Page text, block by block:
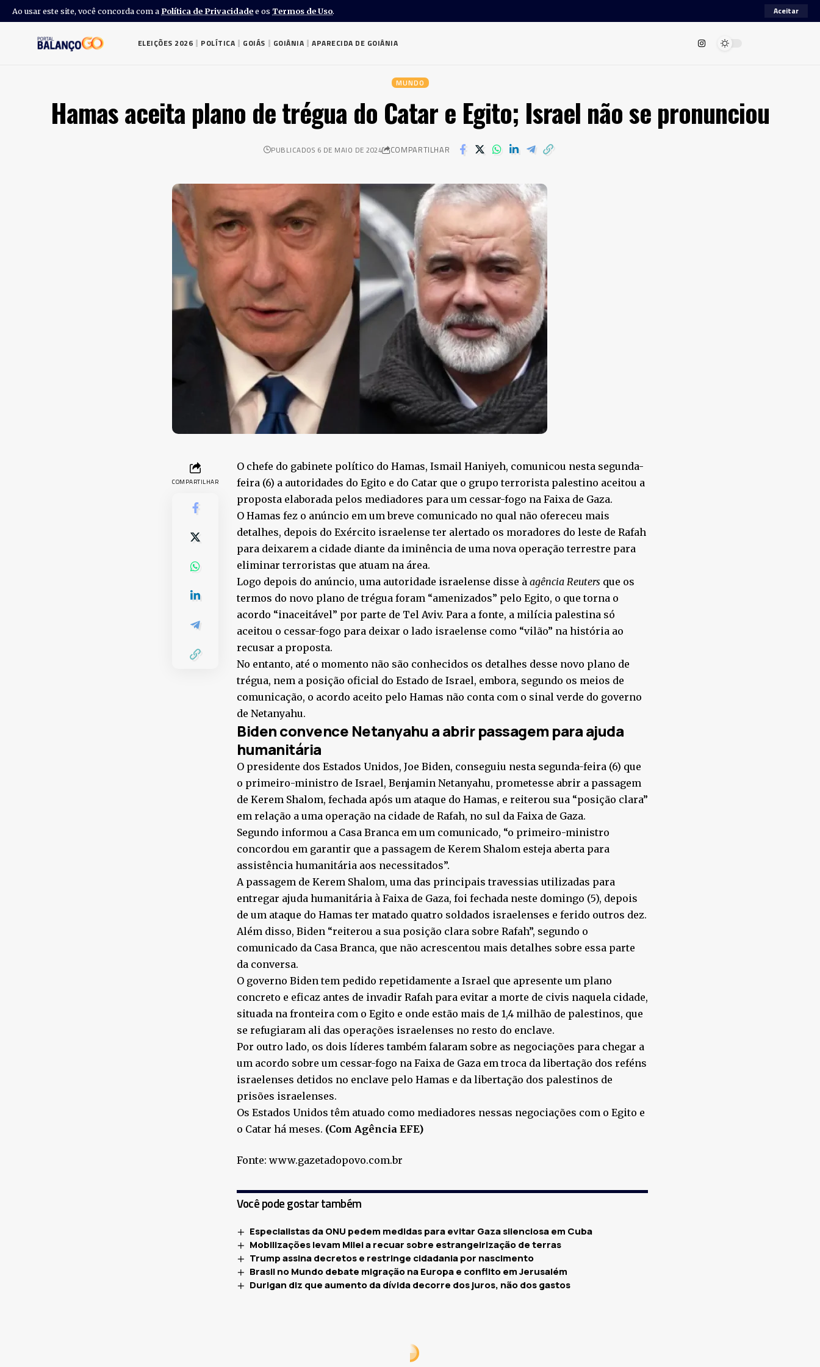
Ao usar este site, você concorda com a Política de Privacidadee os Termos de Uso. Aceitar
ELEIÇÕES 2026 POLÍTICA GOIÁS GOIÂNIA APARECIDA DE GOIÂNIA
MUNDO
Hamas aceita plano de trégua do Catar e Egito; Israel não se pronunciou
PUBLICADOS 6 DE MAIO DE 2024 COMPARTILHAR
COMPARTILHAR
O chefe do gabinete político do Hamas, Ismail Haniyeh, comunicou nesta segunda-
feira (6) a autoridades do Egito e do Catar que o grupo terrorista palestino aceitou a
proposta elaborada pelos mediadores para um cessar-fogo na Faixa de Gaza.
O Hamas fez o anúncio em um breve comunicado no qual não ofereceu mais
detalhes, depois do Exército israelense ter alertado os moradores do leste de Rafah
para deixarem a cidade diante da iminência de uma nova operação terrestre para
eliminar terroristas que atuam na área.
Logo depois do anúncio, uma autoridade israelense disse à agência Reuters que os
termos do novo plano de trégua foram “amenizados” pelo Egito, o que torna o
acordo “inaceitável” por parte de Tel Aviv. Para a fonte, a milícia palestina só
aceitou o cessar-fogo para deixar o lado israelense como “vilão” na história ao
recusar a proposta.
No entanto, até o momento não são conhecidos os detalhes desse novo plano de
trégua, nem a posição oficial do Estado de Israel, embora, segundo os meios de
comunicação, o acordo aceito pelo Hamas não conta com o sinal verde do governo
de Netanyahu.
Biden convence Netanyahu a abrir passagem para ajuda
humanitária
O presidente dos Estados Unidos, Joe Biden, conseguiu nesta segunda-feira (6) que
o primeiro-ministro de Israel, Benjamin Netanyahu, prometesse abrir a passagem
de Kerem Shalom, fechada após um ataque do Hamas, e reiterou sua “posição clara”
em relação a uma operação na cidade de Rafah, no sul da Faixa de Gaza.
Segundo informou a Casa Branca em um comunicado, “o primeiro-ministro
concordou em garantir que a passagem de Kerem Shalom esteja aberta para
assistência humanitária aos necessitados”.
A passagem de Kerem Shalom, uma das principais travessias utilizadas para
entregar ajuda humanitária à Faixa de Gaza, foi fechada neste domingo (5), depois
de um ataque do Hamas ter matado quatro soldados israelenses e ferido outros dez.
Além disso, Biden “reiterou a sua posição clara sobre Rafah”, segundo o
comunicado da Casa Branca, que não acrescentou mais detalhes sobre essa parte
da conversa.
O governo Biden tem pedido repetidamente a Israel que apresente um plano
concreto e eficaz antes de invadir Rafah para evitar a morte de civis naquela cidade,
situada na fronteira com o Egito e onde estão mais de 1,4 milhão de palestinos, que
se refugiaram ali das operações israelenses no resto do enclave.
Por outro lado, os dois líderes também falaram sobre as negociações para chegar a
um acordo sobre um cessar-fogo na Faixa de Gaza em troca da libertação dos reféns
israelenses detidos no enclave pelo Hamas e da libertação dos palestinos de
prisões israelenses.
Os Estados Unidos têm atuado como mediadores nessas negociações com o Egito e
o Catar há meses. (Com Agência EFE)
Fonte: www.gazetadopovo.com.br
Você pode gostar também
Especialistas da ONU pedem medidas para evitar Gaza silenciosa em Cuba
Mobilizações levam Milei a recuar sobre estrangeirização de terras
Trump assina decretos e restringe cidadania por nascimento
Brasil no Mundo debate migração na Europa e conflito em Jerusalém
Durigan diz que aumento da dívida decorre dos juros, não dos gastos